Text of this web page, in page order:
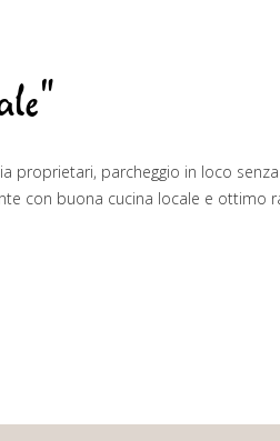
proprietari, parcheggio in loco
con buona cucina locale e ottimo